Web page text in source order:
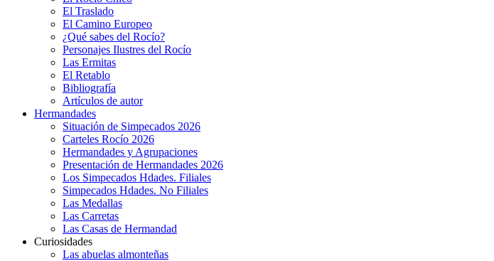
El Traslado
El Camino Europeo
¿Qué sabes del Rocío?
Personajes Ilustres del Rocío
Las Ermitas
El Retablo
Bibliografía
Artículos de autor
Hermandades
Situación de Simpecados 2026
Carteles Rocío 2026
Hermandades y Agrupaciones
Presentación de Hermandades 2026
Los Simpecados Hdades. Filiales
Simpecados Hdades. No Filiales
Las Medallas
Las Carretas
Las Casas de Hermandad
Curiosidades
Las abuelas almonteñas